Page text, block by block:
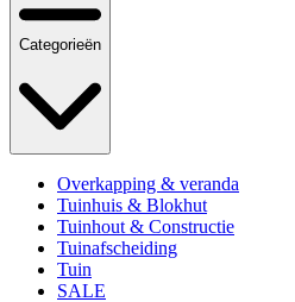
Categorieën
Overkapping & veranda
Tuinhuis & Blokhut
Tuinhout & Constructie
Tuinafscheiding
Tuin
SALE